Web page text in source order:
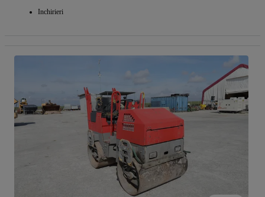
Inchirieri